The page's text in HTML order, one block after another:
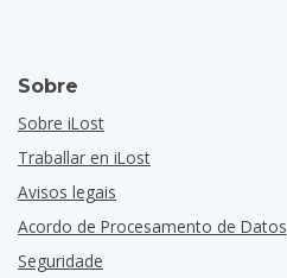
Sobre
Sobre iLost
Traballar en iLost
Avisos legais
Acordo de Procesamento de Datos
Seguridade